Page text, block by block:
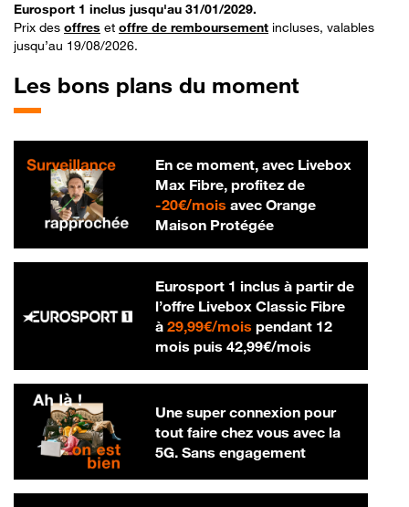
Eurosport 1 inclus jusqu'au 31/01/2029.
Prix des offres et offre de remboursement incluses, valables
jusqu’au 19/08/2026.
Les bons plans du moment
En ce moment, avec Livebox
Max Fibre, profitez de
-20€/mois20 € par mois
avec Orange
Maison Protégée
Eurosport 1 inclus à partir de
l’offre Livebox Classic Fibre
à 29,99€/mois29,99 € par mois
pendant 12
mois puis 42,99€/mois42,99 € par
Une super connexion pour
tout faire chez vous avec la
5G. Sans engagement